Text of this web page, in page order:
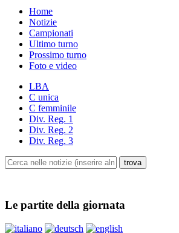
Home
Notizie
Campionati
Ultimo turno
Prossimo turno
Foto e video
LBA
C unica
C femminile
Div. Reg. 1
Div. Reg. 2
Div. Reg. 3
Le partite della giornata